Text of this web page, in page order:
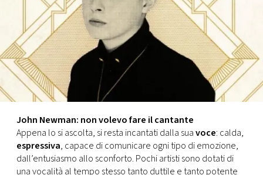
EVENTI
VIDEO
TV
PRINCIPATO
DI
MONACO
John Newman: non volevo fare il cantante
Appena lo si ascolta, si resta incantati dalla suavoce: calda,
espressiva, capace di comunicare ogni tipo di emozione,
dall’entusiasmo allo sconforto. Pochi artisti sono dotati di
una vocalità al tempo stesso tanto duttile e tanto potente